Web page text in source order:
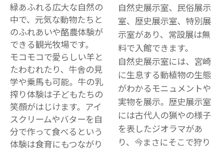
緑あふれる広大な自然の
中で、元気な動物たちと
のふれあいや酪農体験が
できる観光牧場です。
モコモコで愛らしい羊と
たわむれたり、牛舎の見
学や乗馬も可能。牛の乳
搾り体験は子どもたちの
笑顔がはじけます。アイ
スクリームやバターを自
分で作って食べるという
体験は食育にもつながり
自然史展示室、民俗展示
室、歴史展示室、特別展
示室があり、常設展は無
料で入館できます。
自然史展示室には、宮崎
に生息する動植物の生態
がわかるモニュメントや
実物を展示。歴史展示室
には古代人の猟やの様子
を表したジオラマがあ
り、今まさにそこで狩り